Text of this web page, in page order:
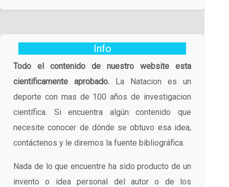
Info
Todo el contenido de nuestro website esta
cientificamente aprobado. La Natacion es un
deporte con mas de 100 años de investigacion
científica. Si encuentra algún contenido que
necesite conocer de dónde se obtuvo esa idea,
contáctenos y le diremos la fuente bibliográfica.
Nada de lo que encuentre ha sido producto de un
invento o idea personal del autor o de los